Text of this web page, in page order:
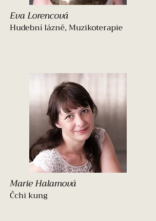
Eva Lorencová
Hudební lázně, Muzikoterapie
Marie Halamová
Čchi kung